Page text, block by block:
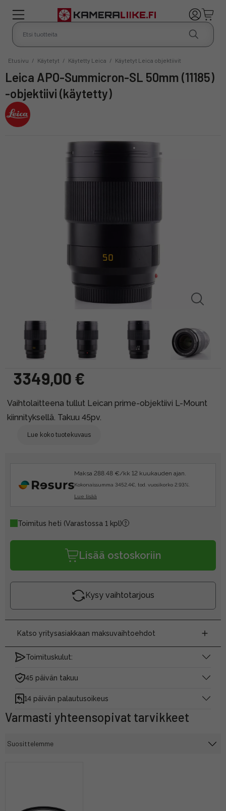
Etusivu / Käytetyt / Käytetty Leica / Käytetyt Leica objektiivit
Leica APO-Summicron-SL 50mm (11185)
-objektiivi (käytetty)
3349,00 €
Vaihtolaitteena tullut Leican prime-objektiivi L-Mount
kiinnityksellä. Takuu 45pv.
Lue koko tuotekuvaus
Maksa 288.48 €/kk 12 kuukauden ajan.
Kokonaissumma 3452.4€, tod. vuosikorko 2.93%.
Lue lisää
Toimitus heti (Varastossa 1 kpl)
Lisää ostoskoriin
Kysy vaihtotarjous
Katso yritysasiakkaan maksuvaihtoehdot
Toimituskulut:
45 päivän takuu
14 päivän palautusoikeus
Varmasti yhteensopivat tarvikkeet